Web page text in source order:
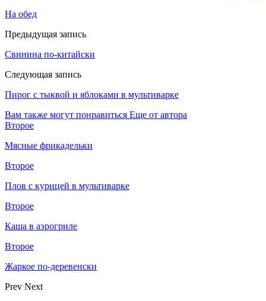
На обед
Предыдущая запись
Свинина по-китайски
Следующая запись
Пирог с тыквой и яблоками в мультиварке
Вам также могут понравиться Еще от автора
Второе
Мясные фрикадельки
Второе
Плов с курицей в мультиварке
Второе
Каша в аэрогриле
Второе
Жаркое по-деревенски
Prev Next